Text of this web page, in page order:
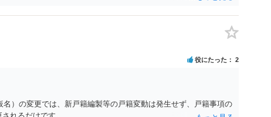
うたっている弁護士に相談してみてはいかがでしょうか。 以上、
役にたった 2
名）の変更では、新戸籍編製等の戸籍変動は発生せず、戸籍事項の